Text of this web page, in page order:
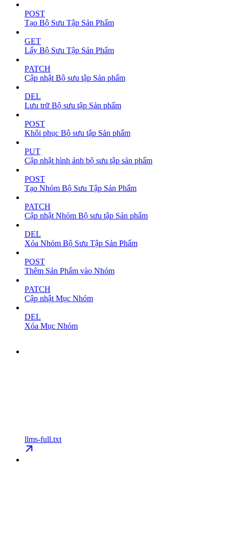
POST
Tạo Bộ Sưu Tập Sản Phẩm
GET
Lấy Bộ Sưu Tập Sản Phẩm
PATCH
Cập nhật Bộ sưu tập Sản phẩm
DEL
Lưu trữ Bộ sưu tập Sản phẩm
POST
Khôi phục Bộ sưu tập Sản phẩm
PUT
Cập nhật hình ảnh bộ sưu tập sản phẩm
POST
Tạo Nhóm Bộ Sưu Tập Sản Phẩm
PATCH
Cập nhật Nhóm Bộ sưu tập Sản phẩm
DEL
Xóa Nhóm Bộ Sưu Tập Sản Phẩm
POST
Thêm Sản Phẩm vào Nhóm
PATCH
Cập nhật Mục Nhóm
DEL
Xóa Mục Nhóm
llms-full.txt